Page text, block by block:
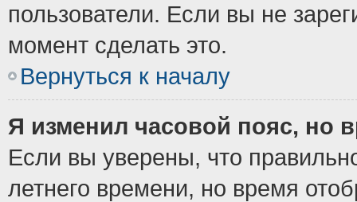
пользователи. Если вы не
момент сделать это.
Вернуться к началу
Я изменил часовой пояс, но
Если вы уверены, что
летнего времени, но время